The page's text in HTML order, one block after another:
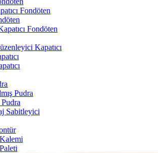
Fondöten
Fondöten
Kapatıcı
Pudra
Sabitleyici